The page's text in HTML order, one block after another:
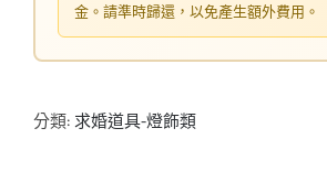
金。請準時歸還，以免產生額外費用。
分類: 求婚道具-燈飾類